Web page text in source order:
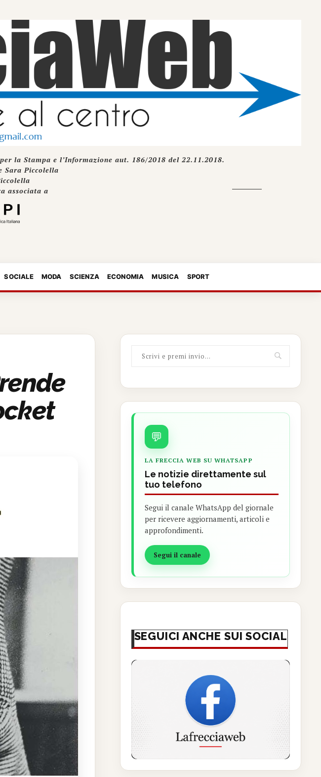
la Stampa e l’Informazione aut. 186/2018 del 22.11.2018.
Sara Piccolella
associata a
SOCIALE MODA SCIENZA ECONOMIA MUSICA SPORT
💬
LA FRECCIA WEB SU WHATSAPP
Le notizie direttamente sul
tuo telefono
Segui il canale WhatsApp del giornale
per ricevere aggiornamenti, articoli e
approfondimenti.
Segui il canale
SEGUICI ANCHE SUI SOCIAL